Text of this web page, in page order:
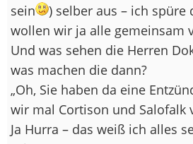
sein
) selber aus – ich spüre
wollen wir ja alle gemeinsam
Und was sehen die Herren
was machen die dann?
„Oh, Sie haben da eine
wir mal Cortison und Salofalk
Ja Hurra – das weiß ich alles